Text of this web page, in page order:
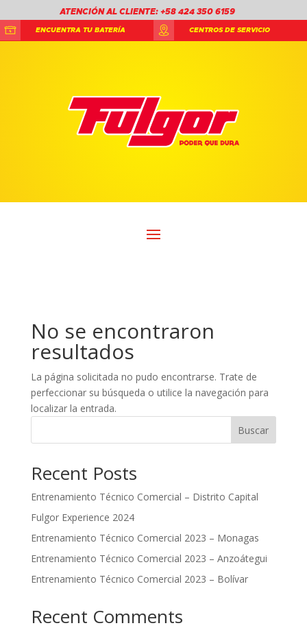
ATENCIÓN AL CLIENTE: +58 424 350 6159
ENCUENTRA TU BATERÍA CENTROS DE SERVICIO
No se encontraron
resultados
La página solicitada no pudo encontrarse. Trate de
perfeccionar su búsqueda o utilice la navegación para
localizar la entrada.
Buscar
Recent Posts
Entrenamiento Técnico Comercial – Distrito Capital
Fulgor Experience 2024
Entrenamiento Técnico Comercial 2023 – Monagas
Entrenamiento Técnico Comercial 2023 – Anzoátegui
Entrenamiento Técnico Comercial 2023 – Bolívar
Recent Comments